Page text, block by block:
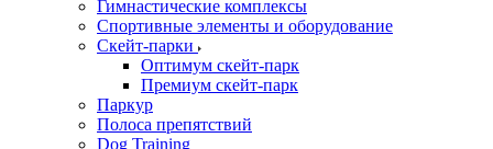
Гимнастические комплексы
Спортивные элементы и оборудование
Скейт-парки
Оптимум скейт-парк
Премиум скейт-парк
Паркур
Полоса препятствий
Dog Training